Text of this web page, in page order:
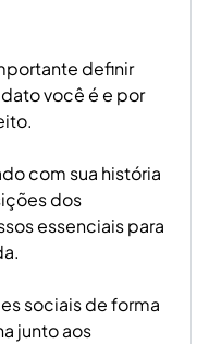
definir
você é e por
com sua história
dos
essenciais para
sociais de forma
junto aos